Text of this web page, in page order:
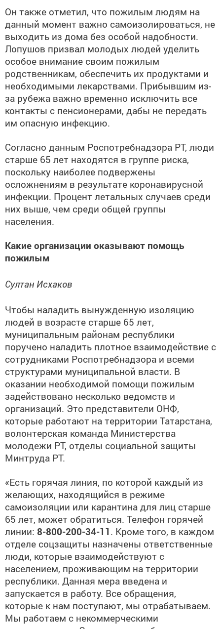
Он также отметил, что пожилым людям на
данный момент важно самоизолироваться, не
выходить из дома без особой надобности.
Лопушов призвал молодых людей уделить
особое внимание своим пожилым
родственникам, обеспечить их продуктами и
необходимыми лекарствами. Прибывшим из-
за рубежа важно временно исключить все
контакты с пенсионерами, дабы не передать
им опасную инфекцию.
Согласно данным Роспотребнадзора РТ, люди
старше 65 лет находятся в группе риска,
поскольку наиболее подвержены
осложнениям в результате коронавирусной
инфекции. Процент летальных случаев среди
них выше, чем среди общей группы
населения.
Какие организации оказывают помощь
пожилым
Султан Исхаков
Чтобы наладить вынужденную изоляцию
людей в возрасте старше 65 лет,
муниципальным районам республики
поручено наладить плотное взаимодействие с
сотрудниками Роспотребнадзора и всеми
структурами муниципальной власти. В
оказании необходимой помощи пожилым
задействовано несколько ведомств и
организаций. Это представители ОНФ,
которые работают на территории Татарстана,
волонтерская команда Министерства
молодежи РТ, отделы социальной защиты
Минтруда РТ.
«Есть горячая линия, по которой каждый из
желающих, находящийся в режиме
самоизоляции или карантина для лиц старше
65 лет, может обратиться. Телефон горячей
линии: 8-800-200-34-11 . Кроме того, в каждом
отделе соцзащиты назначены ответственные
люди, которые взаимодействуют с
населением, проживающим на территории
республики. Данная мера введена и
запускается в работу. Все обращения,
которые к нам поступают, мы отрабатываем.
Мы работаем с некоммерческими